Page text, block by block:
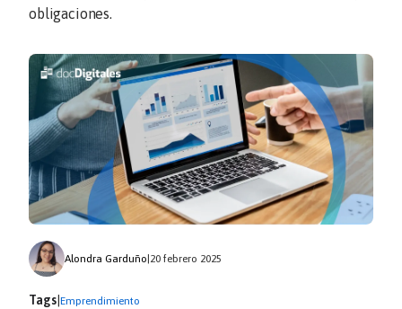
obligaciones.
Alondra Garduño 20 febrero 2025
Tags Emprendimiento